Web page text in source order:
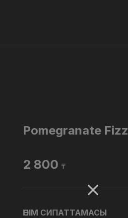
Pomegranate Fizz
2 800 ₸
ӨНІМ СИПАТТАМАСЫ